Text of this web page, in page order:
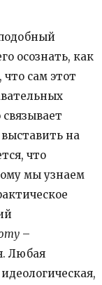
осознать, как
сам этот
на
что
мы узнаем
–
Любая